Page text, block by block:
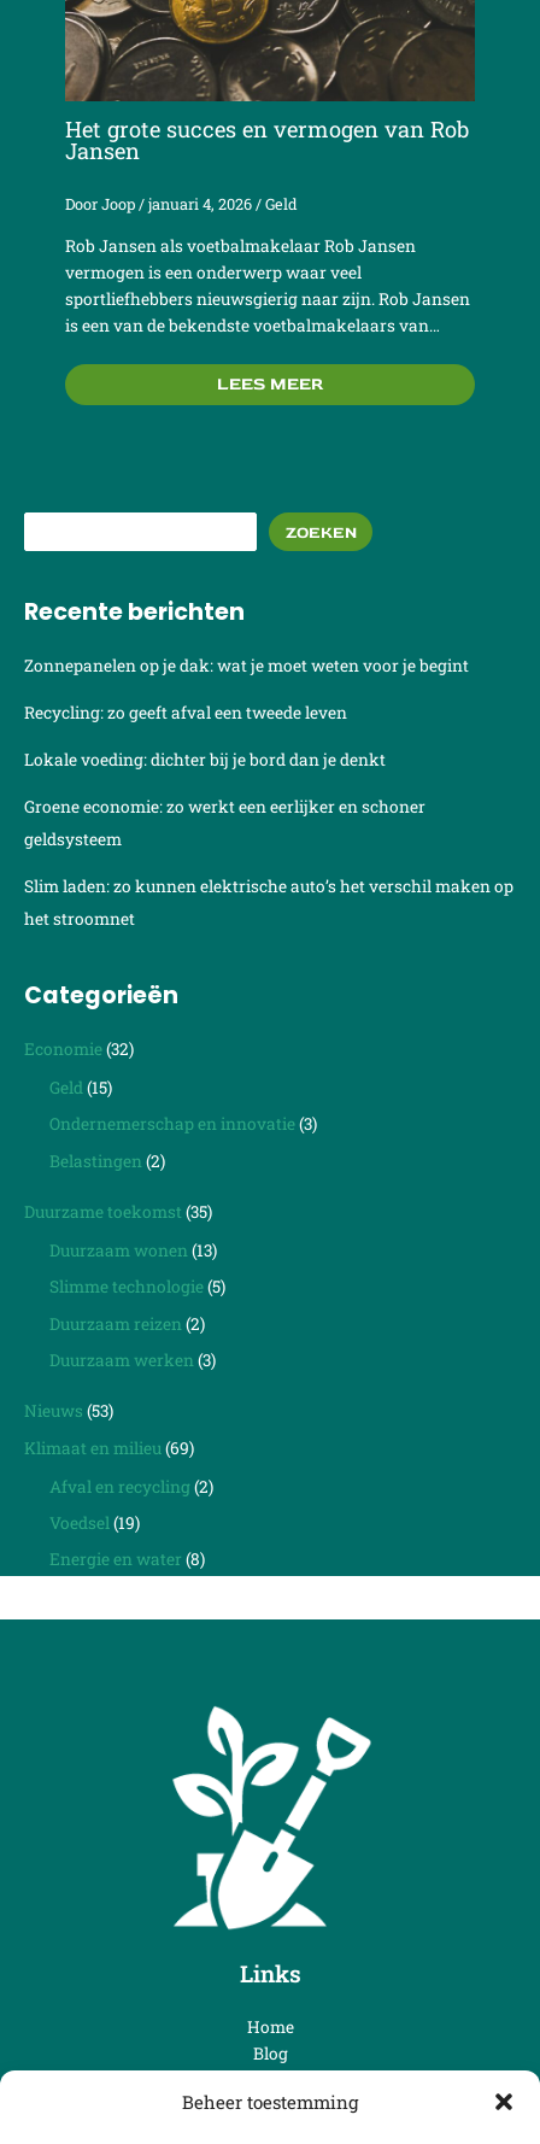
Beheer toestemming
Het grote succes en vermogen van Rob
Jansen
DoorJoop/januari 4, 2026/Geld
Rob Jansen als voetbalmakelaar Rob Jansen
vermogen is een onderwerp waar veel
sportliefhebbers nieuwsgierig naar zijn. Rob Jansen
is een van de bekendste voetbalmakelaars van…
LEES MEER
ZOEKEN
Recente berichten
Zonnepanelen op je dak: wat je moet weten voor je begint
Recycling: zo geeft afval een tweede leven
Lokale voeding: dichter bij je bord dan je denkt
Groene economie: zo werkt een eerlijker en schoner
geldsysteem
Slim laden: zo kunnen elektrische auto’s het verschil maken op
het stroomnet
Categorieën
Economie(32)
Geld(15)
Ondernemerschap en innovatie(3)
Belastingen(2)
Duurzame toekomst (35)
Duurzaam wonen(13)
Slimme technologie(5)
Duurzaam reizen(2)
Duurzaam werken(3)
Nieuws (53)
Klimaat en milieu (69)
Afval en recycling (2)
Voedsel(19)
Energie en water (8)
Links
Home
Blog
Contact